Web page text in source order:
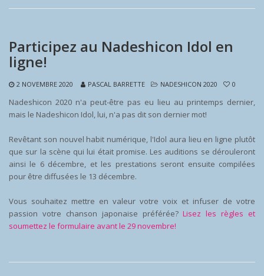
Participez au Nadeshicon Idol en
ligne!
2 NOVEMBRE 2020 PASCAL BARRETTE NADESHICON 2020 0
Nadeshicon 2020 n'a peut-être pas eu lieu au printemps dernier,
mais le Nadeshicon Idol, lui, n'a pas dit son dernier mot!
Revêtant son nouvel habit numérique, l'Idol aura lieu en ligne plutôt
que sur la scène qui lui était promise. Les auditions se dérouleront
ainsi le 6 décembre, et les prestations seront ensuite compilées
pour être diffusées le 13 décembre.
Vous souhaitez mettre en valeur votre voix et infuser de votre
passion votre chanson japonaise préférée?Lisez les règles et
soumettez le formulaire avant le 29 novembre!